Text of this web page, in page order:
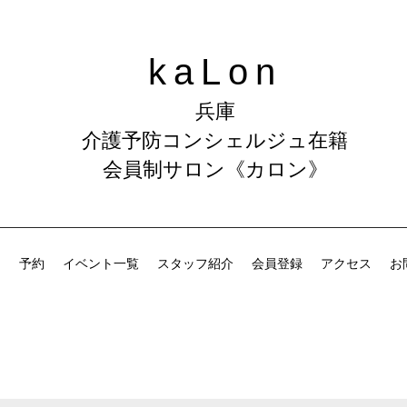
kaLon
​兵庫
介護予防コンシェルジュ在籍
会員制サロン《カロン》
予約 イベント一覧 スタッフ紹介 会員登録 アクセス お